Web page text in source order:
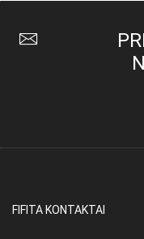
FIFITA KONTAKTAI